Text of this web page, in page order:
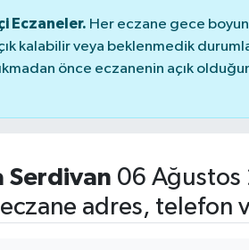
Eczaneler. Her eczane gece
kalabilir veya beklenmedik
önce eczanenin açık
Serdivan 06 Ağustos
adres, telefon